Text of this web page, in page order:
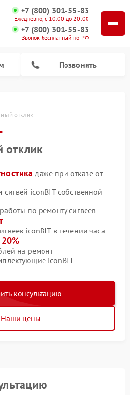
+7 (800) 301-55-83
Ежедневно, с 10:00 до 20:00
+7 (800) 301-55-83
Звонок бесплатный по РФ
Позвонить
отклик
отклик
даже при отказе от
сигвей iconBIT собственной
по ремонту сигвеев
iconBIT в течении часа
20%
на ремонт
iconBIT
консультацию
Наши цены